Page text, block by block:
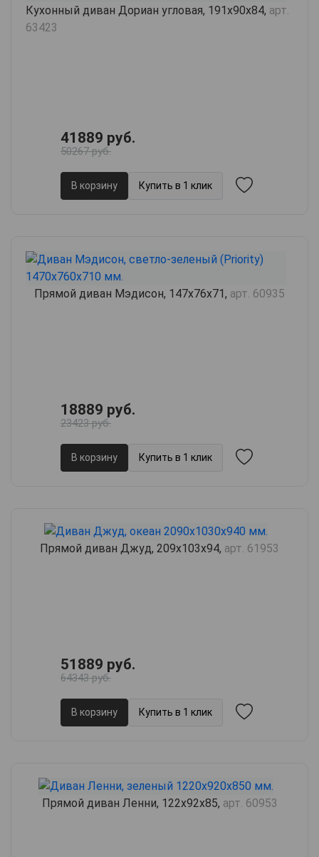
Кухонный диван Дориан угловая, 191х90х84, арт.
63423
41889 руб.
50267 руб.
В корзину Купить в 1 клик
Прямой диван Мэдисон, 147х76х71, арт. 60935
18889 руб.
23423 руб.
В корзину Купить в 1 клик
Прямой диван Джуд, 209х103х94, арт. 61953
51889 руб.
64343 руб.
В корзину Купить в 1 клик
Прямой диван Ленни, 122х92х85, арт. 60953